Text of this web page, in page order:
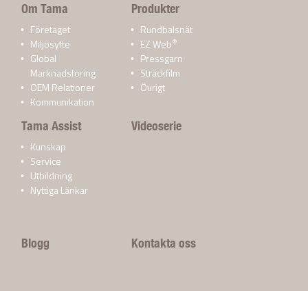
Om Tama
Företaget
Miljösyfte
Global
Marknadsföring
OEM Relationer
Kommunikation
Produkter
Rundbalsnät
EZ Web®
Pressgarn
Sträckfilm
Övrigt
Tama Assist
Kunskap
Service
Utbildning
Nyttiga Länkar
Videoserie
Blogg Kontakta oss